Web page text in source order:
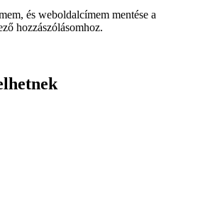
és weboldalcímem mentése a
hozzászólásomhoz.